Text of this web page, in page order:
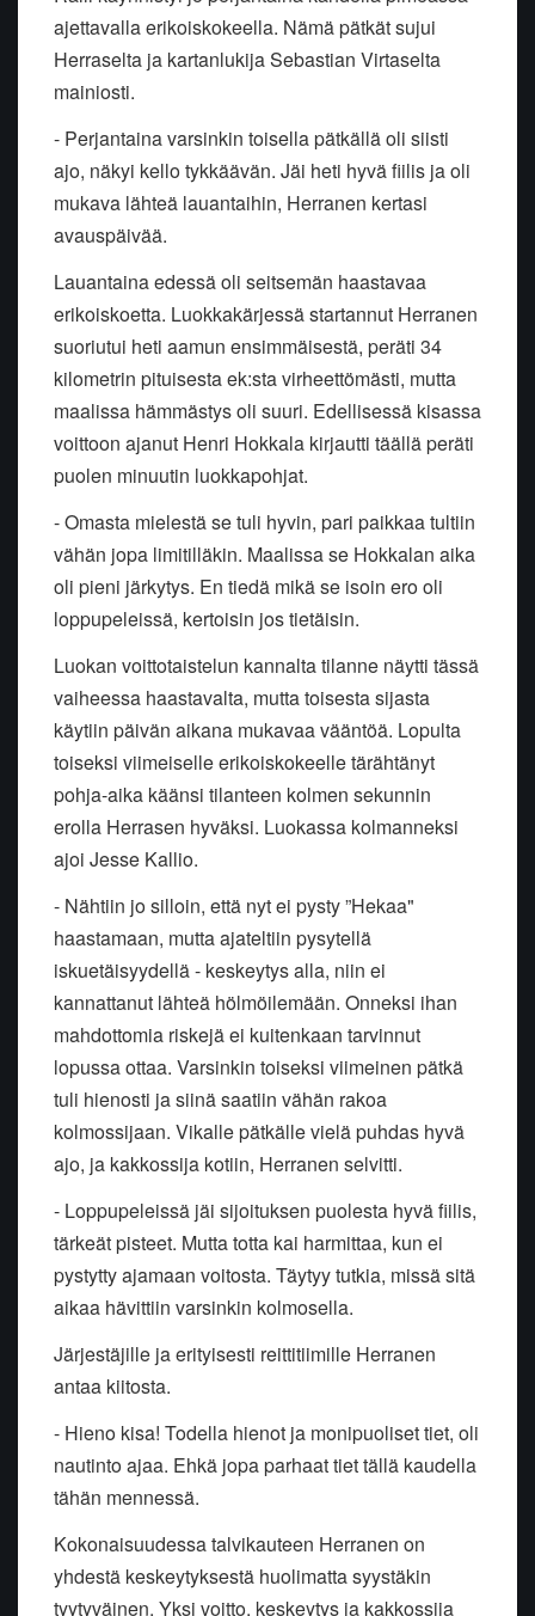
ajettavalla erikoiskokeella. Nämä pätkät sujui
Herraselta ja kartanlukija Sebastian Virtaselta
mainiosti.
- Perjantaina varsinkin toisella pätkällä oli siisti
ajo, näkyi kello tykkäävän. Jäi heti hyvä fiilis ja oli
mukava lähteä lauantaihin, Herranen kertasi
avauspäivää.
Lauantaina edessä oli seitsemän haastavaa
erikoiskoetta. Luokkakärjessä startannut Herranen
suoriutui heti aamun ensimmäisestä, peräti 34
kilometrin pituisesta ek:sta virheettömästi, mutta
maalissa hämmästys oli suuri. Edellisessä kisassa
voittoon ajanut Henri Hokkala kirjautti täällä peräti
puolen minuutin luokkapohjat.
- Omasta mielestä se tuli hyvin, pari paikkaa tultiin
vähän jopa limitilläkin. Maalissa se Hokkalan aika
oli pieni järkytys. En tiedä mikä se isoin ero oli
loppupeleissä, kertoisin jos tietäisin.
Luokan voittotaistelun kannalta tilanne näytti tässä
vaiheessa haastavalta, mutta toisesta sijasta
käytiin päivän aikana mukavaa vääntöä. Lopulta
toiseksi viimeiselle erikoiskokeelle tärähtänyt
pohja-aika käänsi tilanteen kolmen sekunnin
erolla Herrasen hyväksi. Luokassa kolmanneksi
ajoi Jesse Kallio.
- Nähtiin jo silloin, että nyt ei pysty ”Hekaa"
haastamaan, mutta ajateltiin pysytellä
iskuetäisyydellä - keskeytys alla, niin ei
kannattanut lähteä hölmöilemään. Onneksi ihan
mahdottomia riskejä ei kuitenkaan tarvinnut
lopussa ottaa. Varsinkin toiseksi viimeinen pätkä
tuli hienosti ja siinä saatiin vähän rakoa
kolmossijaan. Vikalle pätkälle vielä puhdas hyvä
ajo, ja kakkossija kotiin, Herranen selvitti.
- Loppupeleissä jäi sijoituksen puolesta hyvä fiilis,
tärkeät pisteet. Mutta totta kai harmittaa, kun ei
pystytty ajamaan voitosta. Täytyy tutkia, missä sitä
aikaa hävittiin varsinkin kolmosella.
Järjestäjille ja erityisesti reittitiimille Herranen
antaa kiitosta.
- Hieno kisa! Todella hienot ja monipuoliset tiet, oli
nautinto ajaa. Ehkä jopa parhaat tiet tällä kaudella
tähän mennessä.
Kokonaisuudessa talvikauteen Herranen on
yhdestä keskeytyksestä huolimatta syystäkin
tyytyväinen. Yksi voitto, keskeytys ja kakkossija